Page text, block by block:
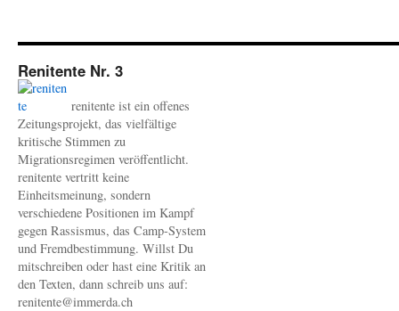
Renitente Nr. 3
renitente ist ein offenes
Zeitungsprojekt, das vielfältige
kritische Stimmen zu
Migrationsregimen veröffentlicht.
renitente vertritt keine
Einheitsmeinung, sondern
verschiedene Positionen im Kampf
gegen Rassismus, das Camp-System
und Fremdbestimmung. Willst Du
mitschreiben oder hast eine Kritik an
den Texten, dann schreib uns auf:
renitente@immerda.ch